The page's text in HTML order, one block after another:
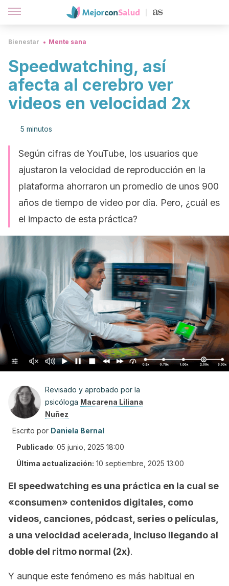
Bienestar Mente sana
Speedwatching, así
afecta al cerebro ver
videos en velocidad 2x
5 minutos
Según cifras de YouTube, los usuarios que
ajustaron la velocidad de reproducción en la
plataforma ahorraron un promedio de unos 900
años de tiempo de video por día. Pero, ¿cuál es
el impacto de esta práctica?
Revisado y aprobado por la
psicóloga Macarena Liliana
Nuñez
Escrito por Daniela Bernal
Publicado: 05 junio, 2025 18:00
Última actualización: 10 septiembre, 2025 13:00
El speedwatching es una práctica en la cual se
«consumen» contenidos digitales, como
videos, canciones, pódcast, series o películas,
a una velocidad acelerada, incluso llegando al
doble del ritmo normal (2x).
Y aunque este fenómeno es más habitual en